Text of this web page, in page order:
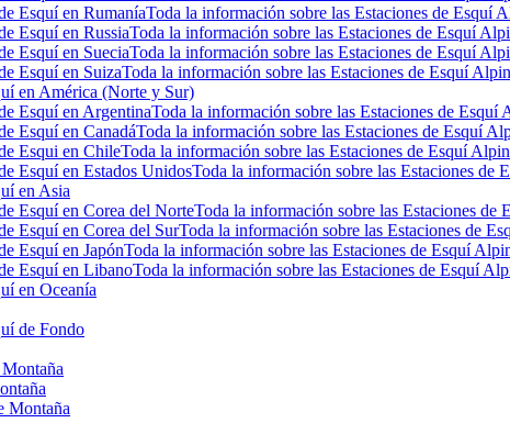
Esquí en RumaníaToda la información sobre las Estaciones de Esquí
Esquí en RussiaToda la información sobre las Estaciones de Esquí
Esquí en SueciaToda la información sobre las Estaciones de Esquí
Esquí en SuizaToda la información sobre las Estaciones de Esquí
en América (Norte y Sur)
Esquí en ArgentinaToda la información sobre las Estaciones de
Esquí en CanadáToda la información sobre las Estaciones de Esquí
Esqui en ChileToda la información sobre las Estaciones de Esquí
Esquí en Estados UnidosToda la información sobre las Estaciones de
en Asia
Esquí en Corea del NorteToda la información sobre las Estaciones de
Esquí en Corea del SurToda la información sobre las Estaciones de
Esquí en JapónToda la información sobre las Estaciones de Esquí
Esquí en LibanoToda la información sobre las Estaciones de Esquí
en Oceanía
de Fondo
Montaña